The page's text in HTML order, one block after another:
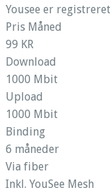
Yousee er
Pris Måned
99 KR
Download
1000 Mbit
Upload
1000 Mbit
Binding
6 måneder
Via fiber
Inkl. YouSee Mesh